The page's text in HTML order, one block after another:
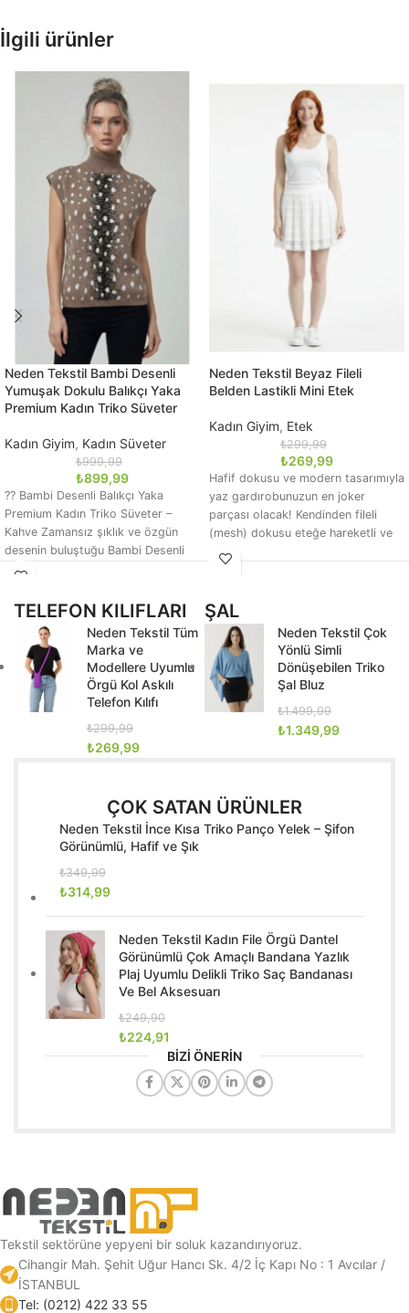
İlgili ürünler
Neden Tekstil Bambi Desenli
Yumuşak Dokulu Balıkçı Yaka
Premium Kadın Triko Süveter
Kadın Giyim, Kadın Süveter
₺999,99
₺899,99
?? Bambi Desenli Balıkçı Yaka
Premium Kadın Triko Süveter –
Kahve Zamansız şıklık ve özgün
desenin buluştuğu Bambi Desenli
Kadın
Neden Tekstil Beyaz Fileli
Belden Lastikli Mini Etek
Kadın Giyim, Etek
₺299,99
₺269,99
Hafif dokusu ve modern tasarımıyla
yaz gardırobunuzun en joker
parçası olacak! Kendinden fileli
(mesh) dokusu eteğe hareketli ve
piliseli bir
TELEFON KILIFLARI
Neden Tekstil Tüm
Marka ve
Modellere Uyumlu
Örgü Kol Askılı
Telefon Kılıfı
₺299,99
₺269,99
ŞAL
Neden Tekstil Çok
Yönlü Simli
Dönüşebilen Triko
Şal Bluz
₺1.499,99
₺1.349,99
ÇOK SATAN ÜRÜNLER
Neden Tekstil İnce Kısa Triko Panço Yelek – Şifon
Görünümlü, Hafif ve Şık
₺349,99
₺314,99
Neden Tekstil Kadın File Örgü Dantel
Görünümlü Çok Amaçlı Bandana Yazlık
Plaj Uyumlu Delikli Triko Saç Bandanası
Ve Bel Aksesuarı
₺249,90
₺224,91
BİZİ ÖNERİN
Tekstil sektörüne yepyeni bir soluk kazandırıyoruz.
Cihangir Mah. Şehit Uğur Hancı Sk. 4/2 İç Kapı No : 1 Avcılar /
İSTANBUL
Tel: (0212) 422 33 55